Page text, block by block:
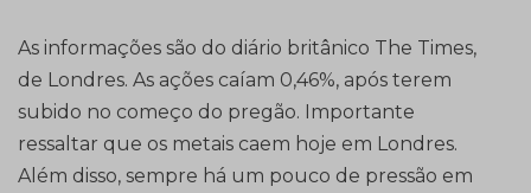
As informações são do diário britânico The Times,
de Londres. As ações caíam 0,46%, após terem
subido no começo do pregão. Importante
ressaltar que os metais caem hoje em Londres.
Além disso, sempre há um pouco de pressão em